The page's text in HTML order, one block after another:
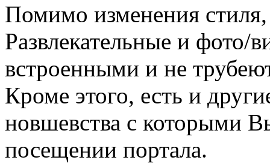
Помимо изменения
Развлекательные и фото/
встроенными и не
Кроме этого, есть и
новшевства с которыми
посещении портала.